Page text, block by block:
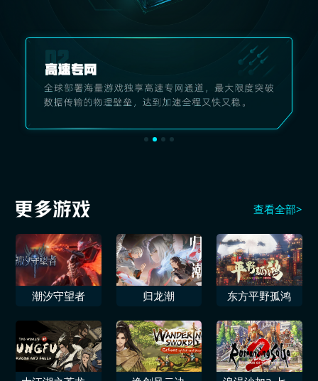
查看全部>
潮汐守望者 归龙潮 东方平野孤鸿